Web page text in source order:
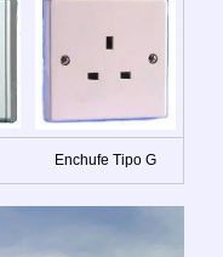
Enchufe Tipo G